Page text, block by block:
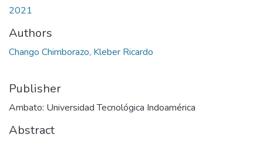
2021
Authors
Chango Chimborazo, Kleber Ricardo
Publisher
Ambato: Universidad Tecnológica Indoamérica
Abstract